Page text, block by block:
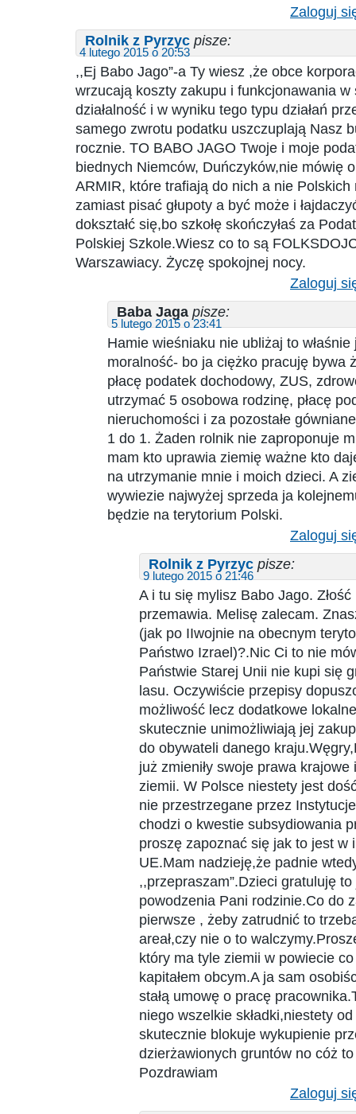
Zaloguj
Rolnik z Pyrzyc pisze:
4 lutego 2015 o 20:53
,,Ej Babo Jago”-a Ty wiesz ,że obce
wrzucają koszty zakupu i funkcjonawania w
działalność i w wyniku tego typu działań
samego zwrotu podatku uszczuplają Nasz
rocznie. TO BABO JAGO Twoje i moje
biednych Niemców, Duńczyków,nie mówię
ARMIR, które trafiają do nich a nie Polskich
zamiast pisać głupoty a być może i
dokształć się,bo szkołę skończyłaś za
Polskiej Szkole.Wiesz co to są
Warszawiacy. Życzę spokojnej nocy.
Zaloguj
Baba Jaga pisze:
5 lutego 2015 o 23:41
Hamie wieśniaku nie ubliżaj to
moralność- bo ja ciężko pracuję bywa
płacę podatek dochodowy, ZUS,
utrzymać 5 osobowa rodzinę, płacę
nieruchomości i za pozostałe
1 do 1. Żaden rolnik nie zaproponuje
mam kto uprawia ziemię ważne kto
na utrzymanie mnie i moich dzieci. A
wywiezie najwyżej sprzeda ja
będzie na terytorium Polski.
Zaloguj
Rolnik z Pyrzyc pisze:
9 lutego 2015 o 21:46
A i tu się mylisz Babo Jago.
przemawia. Melisę zalecam.
(jak po IIwojnie na obecnym
Państwo Izrael)?.Nic Ci to nie
Państwie Starej Unii nie kupi się
lasu. Oczywiście przepisy
możliwość lecz dodatkowe
skutecznie unimożliwiają jej
do obywateli danego
już zmieniły swoje prawa krajowe
ziemii. W Polsce niestety jest
nie przestrzegane przez
chodzi o kwestie subsydiowania
proszę zapoznać się jak to jest w
UE.Mam nadzieję,że padnie
,,przepraszam”.Dzieci gratuluję
powodzenia Pani rodzinie.Co do
pierwsze , żeby zatrudnić to
areał,czy nie o to
który ma tyle ziemii w powiecie co
kapitałem obcym.A ja sam
stałą umowę o pracę
niego wszelkie składki,niestety
skutecznie blokuje wykupienie
dzierżawionych gruntów no cóż
Pozdrawiam
Zaloguj